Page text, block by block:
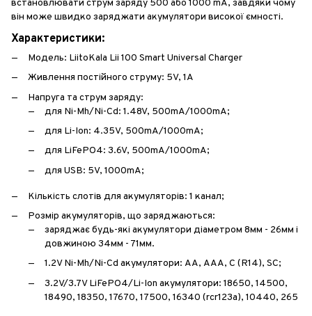
встановлювати струм заряду 500 або 1000 mA, завдяки чому
він може швидко заряджати акумулятори високої ємності.
Характеристики:
Модель: LiitoKala Lii 100 Smart Universal Charger
Живлення постійного струму: 5V, 1А
Напруга та струм заряду:
для Ni-Mh/Ni-Cd: 1.48V, 500mA/1000mA;
для Li-Ion: 4.35V, 500mA/1000mA;
для LiFePO4: 3.6V, 500mA/1000mA;
для USB: 5V, 1000mA;
Кількість слотів для акумуляторів: 1 канал;
Розмір акумуляторів, що заряджаються:
заряджає будь-які акумулятори діаметром 8мм - 26мм і
довжиною 34мм - 71мм.
1.2V Ni-Mh/Ni-Cd акумулятори: АА, ААА, С (R14), SC;
3.2V/3.7V LiFePO4/Li-Ion акумулятори: 18650, 14500,
18490, 18350, 17670, 17500, 16340 (rcr123a), 10440, 265